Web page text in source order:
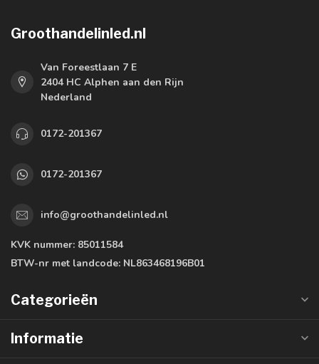
Groothandelinled.nl
Van Foreestlaan 7 E
2404 HC Alphen aan den Rijn
Nederland
0172-201367
0172-201367
info@groothandelinled.nl
KVK nummer: 85011584
BTW-nr met landcode: NL863468196B01
Categorieën
Informatie